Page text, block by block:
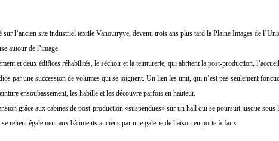
l’ancien site industriel textile Vanoutryve, devenu trois ans plus tard la Plaine Images de
autour de l’image.
et deux édifices réhabilités, le séchoir et la teinturerie, qui abritent la post-production,
par une succession de volumes qui se joignent. Un lien les unit, qui n’est pas seulement
ensoubassement, les habille et les découvre parfois en hauteur.
grâce aux cabines de post-production «suspendues» sur un hall qui se poursuit jusque sous
relient également aux bâtiments anciens par une galerie de liaison en porte-à-faux.